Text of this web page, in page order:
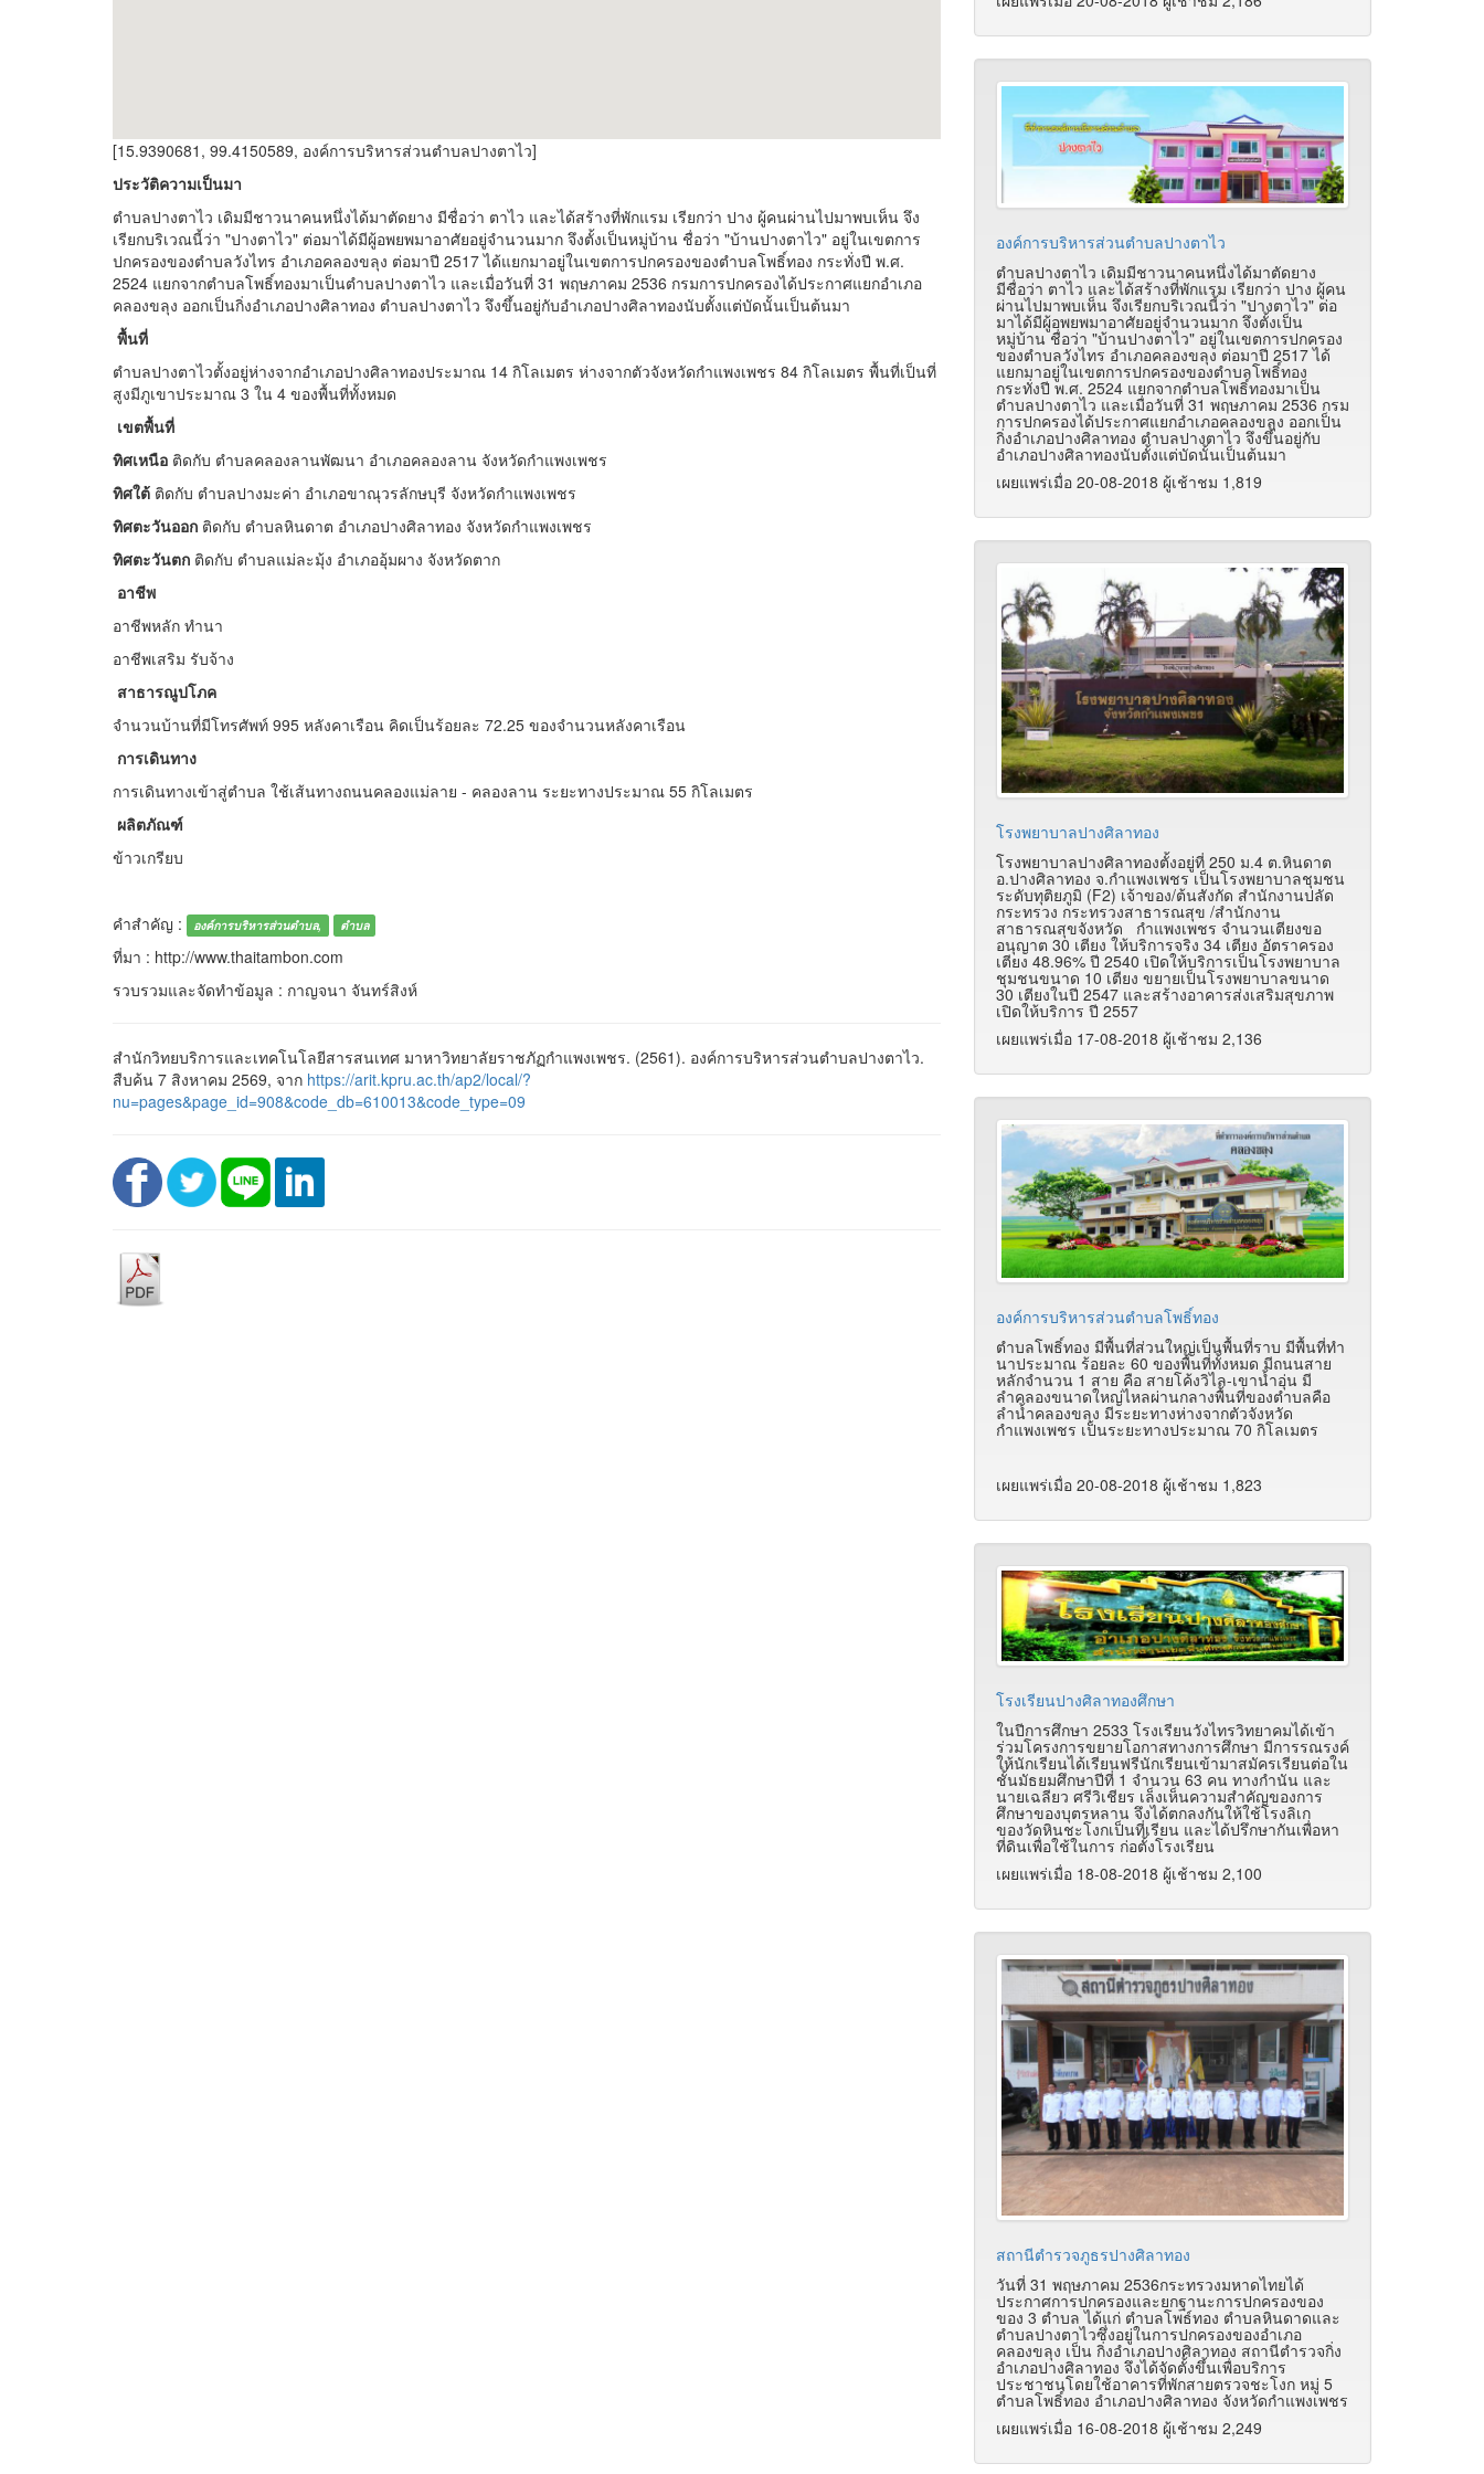
[15.9390681, 99.4150589, องค์การบริหารส่วนตำบลปางตาไว]
ประวัติความเป็นมา
ตำบลปางตาไว เดิมมีชาวนาคนหนึ่งได้มาตัดยาง มีชื่อว่า ตาไว และได้สร้างที่พักแรม เรียกว่า ปาง ผู้คนผ่านไปมาพบเห็น จึง
เรียกบริเวณนี้ว่า "ปางตาไว" ต่อมาได้มีผู้อพยพมาอาศัยอยู่จำนวนมาก จึงตั้งเป็นหมู่บ้าน ชื่อว่า "บ้านปางตาไว" อยู่ในเขตการ
ปกครองของตำบลวังไทร อำเภอคลองขลุง ต่อมาปี 2517 ได้แยกมาอยู่ในเขตการปกครองของตำบลโพธิ์ทอง กระทั่งปี พ.ศ.
2524 แยกจากตำบลโพธิ์ทองมาเป็นตำบลปางตาไว และเมื่อวันที่ 31 พฤษภาคม 2536 กรมการปกครองได้ประกาศแยกอำเภอ
คลองขลุง ออกเป็นกิ่งอำเภอปางศิลาทอง ตำบลปางตาไว จึงขึ้นอยู่กับอำเภอปางศิลาทองนับตั้งแต่บัดนั้นเป็นต้นมา
พื้นที่
ตำบลปางตาไวตั้งอยู่ห่างจากอำเภอปางศิลาทองประมาณ 14 กิโลเมตร ห่างจากตัวจังหวัดกำแพงเพชร 84 กิโลเมตร พื้นที่เป็นที่
สูงมีภูเขาประมาณ 3 ใน 4 ของพื้นที่ทั้งหมด
เขตพื้นที่
ทิศเหนือ ติดกับ ตำบลคลองลานพัฒนา อำเภอคลองลาน จังหวัดกำแพงเพชร
ทิศใต้ ติดกับ ตำบลปางมะค่า อำเภอขาณุวรลักษบุรี จังหวัดกำแพงเพชร
ทิศตะวันออก ติดกับ ตำบลหินดาต อำเภอปางศิลาทอง จังหวัดกำแพงเพชร
ทิศตะวันตก ติดกับ ตำบลแม่ละมุ้ง อำเภออุ้มผาง จังหวัดตาก
อาชีพ
อาชีพหลัก ทำนา
อาชีพเสริม รับจ้าง
สาธารณูปโภค
จำนวนบ้านที่มีโทรศัพท์ 995 หลังคาเรือน คิดเป็นร้อยละ 72.25 ของจำนวนหลังคาเรือน
การเดินทาง
การเดินทางเข้าสู่ตำบล ใช้เส้นทางถนนคลองแม่ลาย - คลองลาน ระยะทางประมาณ 55 กิโลเมตร
ผลิตภัณฑ์
ข้าวเกรียบ
คำสำคัญ : องค์การบริหารส่วนตำบล, ตำบล
ที่มา : http://www.thaitambon.com
รวบรวมและจัดทำข้อมูล : กาญจนา จันทร์สิงห์
สำนักวิทยบริการและเทคโนโลยีสารสนเทศ มาหาวิทยาลัยราชภัฏกำแพงเพชร. (2561). องค์การบริหารส่วนตำบลปางตาไว.
สืบค้น 7 สิงหาคม 2569, จาก https://arit.kpru.ac.th/ap2/local/?
nu=pages&page_id=908&code_db=610013&code_type=09
องค์การบริหารส่วนตำบลปางตาไว
ตำบลปางตาไว เดิมมีชาวนาคนหนึ่งได้มาตัดยาง
มีชื่อว่า ตาไว และได้สร้างที่พักแรม เรียกว่า ปาง ผู้คน
ผ่านไปมาพบเห็น จึงเรียกบริเวณนี้ว่า "ปางตาไว" ต่อ
มาได้มีผู้อพยพมาอาศัยอยู่จำนวนมาก จึงตั้งเป็น
หมู่บ้าน ชื่อว่า "บ้านปางตาไว" อยู่ในเขตการปกครอง
ของตำบลวังไทร อำเภอคลองขลุง ต่อมาปี 2517 ได้
แยกมาอยู่ในเขตการปกครองของตำบลโพธิ์ทอง
กระทั่งปี พ.ศ. 2524 แยกจากตำบลโพธิ์ทองมาเป็น
ตำบลปางตาไว และเมื่อวันที่ 31 พฤษภาคม 2536 กรม
การปกครองได้ประกาศแยกอำเภอคลองขลุง ออกเป็น
กิ่งอำเภอปางศิลาทอง ตำบลปางตาไว จึงขึ้นอยู่กับ
อำเภอปางศิลาทองนับตั้งแต่บัดนั้นเป็นต้นมา
เผยแพร่เมื่อ 20-08-2018 ผู้เช้าชม 1,819
โรงพยาบาลปางศิลาทอง
โรงพยาบาลปางศิลาทองตั้งอยู่ที่ 250 ม.4 ต.หินดาต
อ.ปางศิลาทอง จ.กำแพงเพชร เป็นโรงพยาบาลชุมชน
ระดับทุติยภูมิ (F2) เจ้าของ/ต้นสังกัด สำนักงานปลัด
กระทรวง กระทรวงสาธารณสุข /สำนักงาน
สาธารณสุขจังหวัด กำแพงเพชร จำนวนเตียงขอ
อนุญาต 30 เตียง ให้บริการจริง 34 เตียง อัตราครอง
เตียง 48.96% ปี 2540 เปิดให้บริการเป็นโรงพยาบาล
ชุมชนขนาด 10 เตียง ขยายเป็นโรงพยาบาลขนาด
30 เตียงในปี 2547 และสร้างอาคารส่งเสริมสุขภาพ
เปิดให้บริการ ปี 2557
เผยแพร่เมื่อ 17-08-2018 ผู้เช้าชม 2,136
องค์การบริหารส่วนตำบลโพธิ์ทอง
ตำบลโพธิ์ทอง มีพื้นที่ส่วนใหญ่เป็นพื้นที่ราบ มีพื้นที่ทำ
นาประมาณ ร้อยละ 60 ของพื้นที่ทั้งหมด มีถนนสาย
หลักจำนวน 1 สาย คือ สายโค้งวิไล-เขาน้ำอุ่น มี
ลำคลองขนาดใหญ่ไหลผ่านกลางพื้นที่ของตำบลคือ
ลำน้ำคลองขลุง มีระยะทางห่างจากตัวจังหวัด
กำแพงเพชร เป็นระยะทางประมาณ 70 กิโลเมตร
เผยแพร่เมื่อ 20-08-2018 ผู้เช้าชม 1,823
โรงเรียนปางศิลาทองศึกษา
ในปีการศึกษา 2533 โรงเรียนวังไทรวิทยาคมได้เข้า
ร่วมโครงการขยายโอกาสทางการศึกษา มีการรณรงค์
ให้นักเรียนได้เรียนฟรีนักเรียนเข้ามาสมัครเรียนต่อใน
ชั้นมัธยมศึกษาปีที่ 1 จำนวน 63 คน ทางกำนัน และ
นายเฉลียว ศรีวิเชียร เล็งเห็นความสำคัญของการ
ศึกษาของบุตรหลาน จึงได้ตกลงกันให้ใช้โรงลิเก
ของวัดหินชะโงกเป็นที่เรียน และได้ปรึกษากันเพื่อหา
ที่ดินเพื่อใช้ในการ ก่อตั้งโรงเรียน
เผยแพร่เมื่อ 18-08-2018 ผู้เช้าชม 2,100
สถานีตำรวจภูธรปางศิลาทอง
วันที่ 31 พฤษภาคม 2536กระทรวงมหาดไทยได้
ประกาศการปกครองและยกฐานะการปกครองของ
ของ 3 ตำบล ได้แก่ ตำบลโพธ์ทอง ตำบลหินดาดและ
ตำบลปางตาไวซึ่งอยู่ในการปกครองของอำเภอ
คลองขลุง เป็น กิ่งอำเภอปางศิลาทอง สถานีตำรวจกิ่ง
อำเภอปางศิลาทอง จึงได้จัดตั้งขึ้นเพื่อบริการ
ประชาชนโดยใช้อาคารที่พักสายตรวจชะโงก หมู่ 5
ตำบลโพธิ์ทอง อำเภอปางศิลาทอง จังหวัดกำแพงเพชร
เผยแพร่เมื่อ 16-08-2018 ผู้เช้าชม 2,249